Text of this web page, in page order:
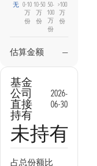
无 0-10
万
份
10-50
万
份
50-
100
万
份
>100
万
份
估算金额 —
基金
公司
直接
持有
2026-
06-30
未持有
占总份额比